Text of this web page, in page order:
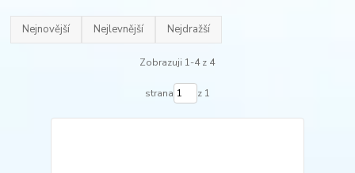
Nejnovější Nejlevnější Nejdražší
Zobrazuji 1-4 z 4
strana z 1